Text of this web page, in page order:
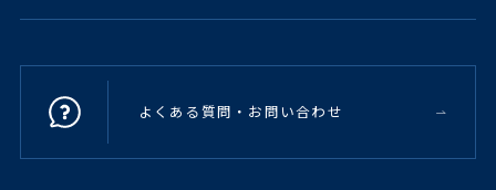
よくある質問・お問い合わせ